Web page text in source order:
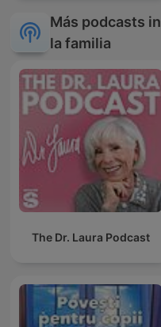
Más podcasts
la familia
The Dr. Laura Podcast